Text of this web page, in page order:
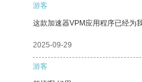
游客
这款加速器VPM应用程序已经为
2025-09-29
游客